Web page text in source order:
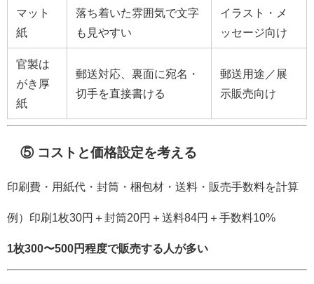
マット
紙
落ち着いた雰囲気で文字
も見やすい
イラスト・メ
ッセージ向け
官製は
がき厚
紙
郵送対応、裏面に宛名・
切手を直接書ける
郵送用途／展
示販売向け
⑤ コストと価格設定を考える
印刷費・用紙代・封筒・梱包材・送料・販売手数料を計算
例）印刷1枚30円＋封筒20円＋送料84円＋手数料10%
1枚300〜500円程度で販売する人が多い